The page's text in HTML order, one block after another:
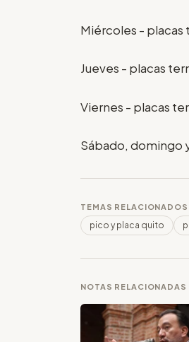
Miércoles - placas
Jueves - placas
Viernes - placas
Sábado, domingo
TEMAS RELACIONADOS
pico y placa quito
NOTAS RELACIONADAS